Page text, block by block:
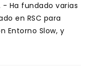
- Ha fundado varias
en RSC para
Entorno Slow, y